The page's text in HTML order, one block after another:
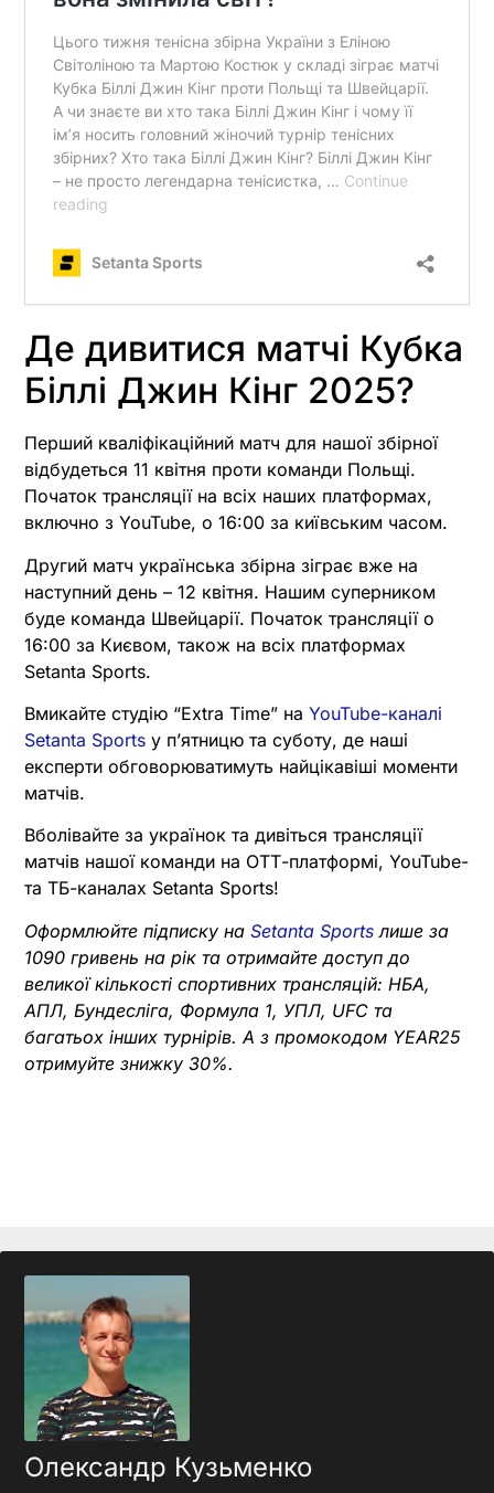
Де дивитися матчі Кубка
Біллі Джин Кінг 2025?
Перший кваліфікаційний матч для нашої збірної
відбудеться 11 квітня проти команди Польщі.
Початок трансляції на всіх наших платформах,
включно з YouTube, о 16:00 за київським часом.
Другий матч українська збірна зіграє вже на
наступний день – 12 квітня. Нашим суперником
буде команда Швейцарії. Початок трансляції о
16:00 за Києвом, також на всіх платформах
Setanta Sports.
Вмикайте студію “Extra Time” на YouTube-каналі
Setanta Sports у п’ятницю та суботу, де наші
експерти обговорюватимуть найцікавіші моменти
матчів.
Вболівайте за українок та дивіться трансляції
матчів нашої команди на ОТТ-платформі, YouTube-
та ТБ-каналах Setanta Sports!
Оформлюйте підписку на Setanta Sports лише за
1090 гривень на рік та отримайте доступ до
великої кількості спортивних трансляцій: НБА,
АПЛ, Бундесліга, Формула 1, УПЛ, UFC та
багатьох інших турнірів. А з промокодом YEAR25
отримуйте знижку 30%.
Олександр Кузьменко